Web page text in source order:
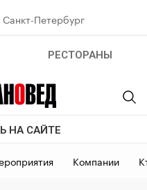
Санкт-Петербург
РЕСТОРАНЫ
НА САЙТЕ
Компании